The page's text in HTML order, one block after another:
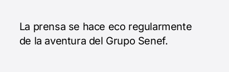
Ressources
La prensa se hace eco regularmente
de la aventura del Grupo Senef.